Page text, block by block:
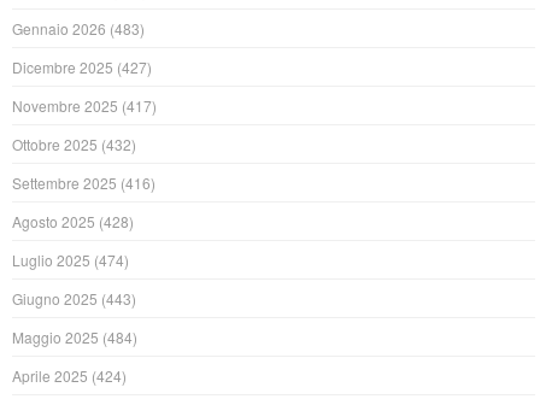
Gennaio 2026 (483)
Dicembre 2025 (427)
Novembre 2025 (417)
Ottobre 2025 (432)
Settembre 2025 (416)
Agosto 2025 (428)
Luglio 2025 (474)
Giugno 2025 (443)
Maggio 2025 (484)
Aprile 2025 (424)